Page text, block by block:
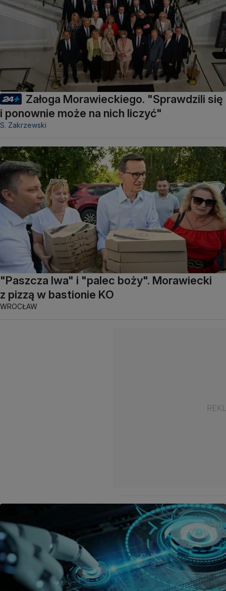
Załoga Morawieckiego. "Sprawdzili się
i ponownie może na nich liczyć"
S. Zakrzewski
"Paszcza lwa" i "palec boży". Morawiecki
z pizzą w bastionie KO
WROCŁAW